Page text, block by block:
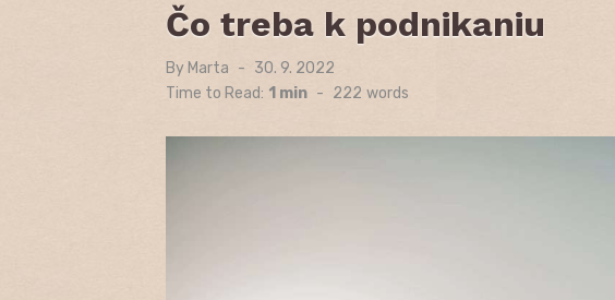
Čo treba k podnikaniu
By Marta
Posted
on
30. 9. 2022
Time to Read: 1 min - 222 words